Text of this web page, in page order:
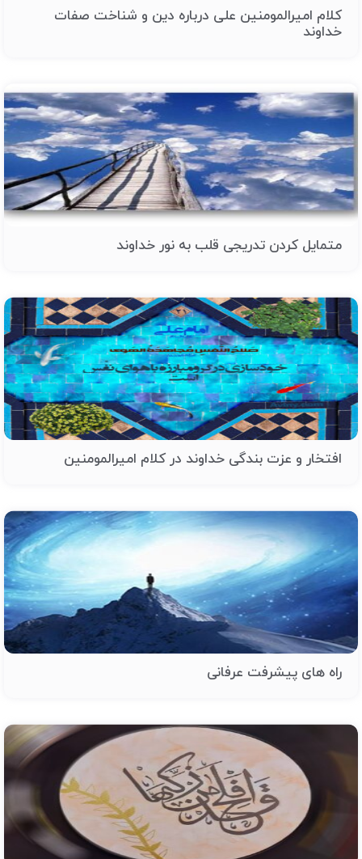
کلام امیرالمومنین علی درباره دین و شناخت صفات
خداوند
متمایل کردن تدریجی قلب به نور خداوند
افتخار و عزت بندگی خداوند در کلام امیرالمومنین
راه های پیشرفت عرفانی